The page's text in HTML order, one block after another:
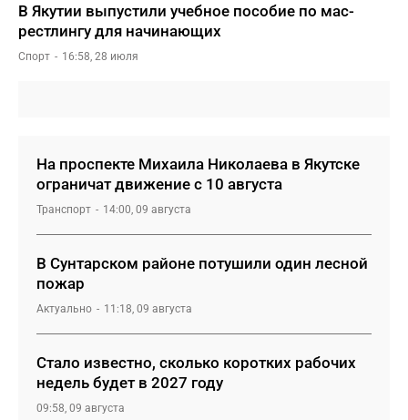
В Якутии выпустили учебное пособие по мас-
рестлингу для начинающих
Спорт 16:58, 28 июля
На проспекте Михаила Николаева в Якутске
ограничат движение с 10 августа
Транспорт 14:00, 09 августа
В Сунтарском районе потушили один лесной
пожар
Актуально 11:18, 09 августа
Стало известно, сколько коротких рабочих
недель будет в 2027 году
09:58, 09 августа